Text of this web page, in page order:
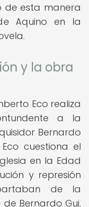
de esta manera
Aquino en la
y la obra
Eco realiza
a la
Bernardo
cuestiona el
en la Edad
y represión
de la
Bernardo Gui,